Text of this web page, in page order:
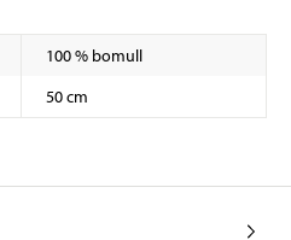
100 % bomull
50 cm